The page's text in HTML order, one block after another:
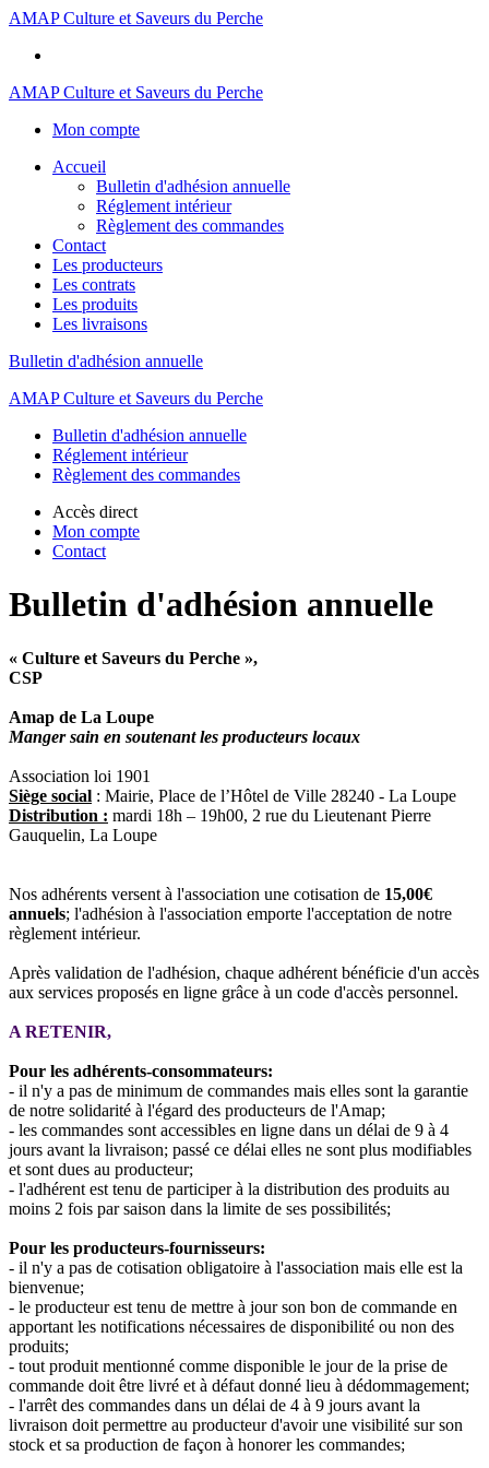
AMAP Culture et Saveurs du Perche
AMAP Culture et Saveurs du Perche
Mon compte
Accueil
Bulletin d'adhésion annuelle
Réglement intérieur
Règlement des commandes
Contact
Les producteurs
Les contrats
Les produits
Les livraisons
Bulletin d'adhésion annuelle
AMAP Culture et Saveurs du Perche
Bulletin d'adhésion annuelle
Réglement intérieur
Règlement des commandes
Accès direct
Mon compte
Contact
Bulletin d'adhésion annuelle
« Culture et Saveurs du Perche »,
CSP
Amap de La Loupe
Manger sain en soutenant les producteurs locaux
Association loi 1901
Siège social : Mairie, Place de l’Hôtel de Ville 28240 - La Loupe
Distribution : mardi 18h – 19h00, 2 rue du Lieutenant Pierre
Gauquelin, La Loupe
Nos adhérents versent à l'association une cotisation de 15,00€
annuels; l'adhésion à l'association emporte l'acceptation de notre
règlement intérieur.
Après validation de l'adhésion, chaque adhérent bénéficie d'un accès
aux services proposés en ligne grâce à un code d'accès personnel.
A RETENIR,
Pour les adhérents-consommateurs:
- il n'y a pas de minimum de commandes mais elles sont la garantie
de notre solidarité à l'égard des producteurs de l'Amap;
- les commandes sont accessibles en ligne dans un délai de 9 à 4
jours avant la livraison; passé ce délai elles ne sont plus modifiables
et sont dues au producteur;
- l'adhérent est tenu de participer à la distribution des produits au
moins 2 fois par saison dans la limite de ses possibilités;
Pour les producteurs-fournisseurs:
- il n'y a pas de cotisation obligatoire à l'association mais elle est la
bienvenue;
- le producteur est tenu de mettre à jour son bon de commande en
apportant les notifications nécessaires de disponibilité ou non des
produits;
- tout produit mentionné comme disponible le jour de la prise de
commande doit être livré et à défaut donné lieu à dédommagement;
- l'arrêt des commandes dans un délai de 4 à 9 jours avant la
livraison doit permettre au producteur d'avoir une visibilité sur son
stock et sa production de façon à honorer les commandes;